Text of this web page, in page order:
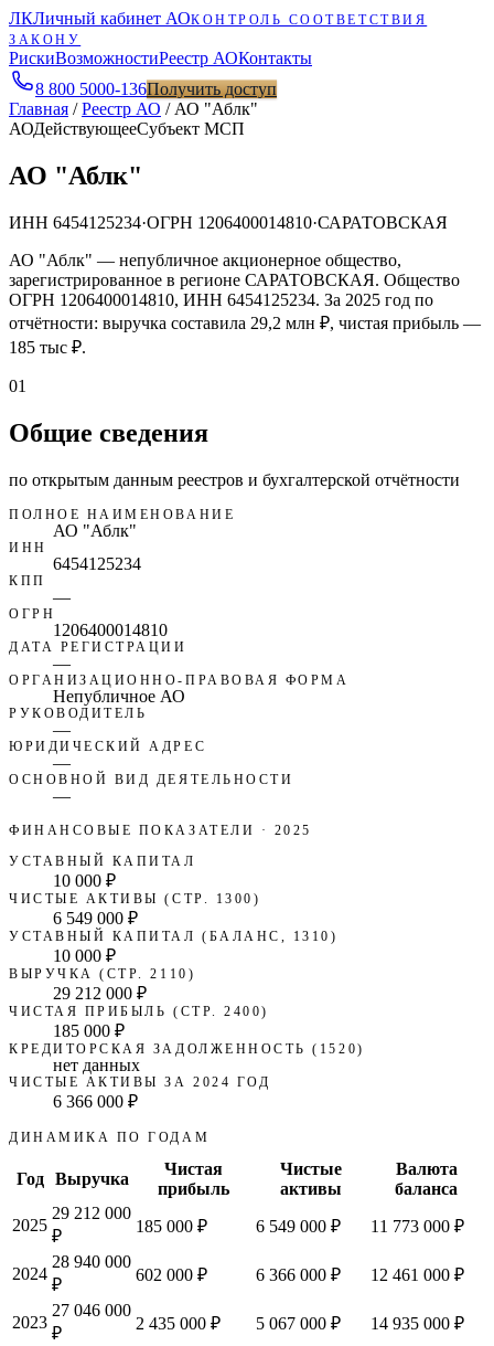
ЛКЛичный кабинет АОКОНТРОЛЬ СООТВЕТСТВИЯ
ЗАКОНУ
РискиВозможностиРеестр АОКонтакты
8 800 5000-136Получить доступ
Главная /Реестр АО / АО "Аблк"
АОДействующееСубъект МСП
АО "Аблк"
ИНН 6454125234·ОГРН 1206400014810·САРАТОВСКАЯ
АО "Аблк" — непубличное акционерное общество,
зарегистрированное в регионе САРАТОВСКАЯ. Общество
ОГРН 1206400014810, ИНН 6454125234. За 2025 год по
отчётности: выручка составила 29,2 млн ₽, чистая прибыль —
185 тыс ₽.
01
Общие сведения
по открытым данным реестров и бухгалтерской отчётности
ПОЛНОЕ НАИМЕНОВАНИЕ
АО "Аблк"
ИНН
6454125234
КПП
—
ОГРН
1206400014810
ДАТА РЕГИСТРАЦИИ
—
ОРГАНИЗАЦИОННО-ПРАВОВАЯ ФОРМА
Непубличное АО
РУКОВОДИТЕЛЬ
—
ЮРИДИЧЕСКИЙ АДРЕС
—
ОСНОВНОЙ ВИД ДЕЯТЕЛЬНОСТИ
—
ФИНАНСОВЫЕ ПОКАЗАТЕЛИ · 2025
УСТАВНЫЙ КАПИТАЛ
10 000 ₽
ЧИСТЫЕ АКТИВЫ (СТР. 1300)
6 549 000 ₽
УСТАВНЫЙ КАПИТАЛ (БАЛАНС, 1310)
10 000 ₽
ВЫРУЧКА (СТР. 2110)
29 212 000 ₽
ЧИСТАЯ ПРИБЫЛЬ (СТР. 2400)
185 000 ₽
КРЕДИТОРСКАЯ ЗАДОЛЖЕННОСТЬ (1520)
нет данных
ЧИСТЫЕ АКТИВЫ ЗА 2024 ГОД
6 366 000 ₽
ДИНАМИКА ПО ГОДАМ
Год Выручка
Чистая
прибыль
Чистые
активы
Валюта
баланса
2025
29 212 000
₽
185 000 ₽ 6 549 000 ₽ 11 773 000 ₽
2024
28 940 000
₽
602 000 ₽ 6 366 000 ₽ 12 461 000 ₽
2023
27 046 000
₽
2 435 000 ₽ 5 067 000 ₽ 14 935 000 ₽